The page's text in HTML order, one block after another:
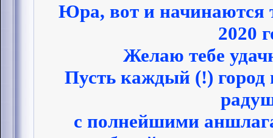
Юра, вот и начинаются
2020
Желаю тебе
Пусть каждый (!) город
с полнейшими